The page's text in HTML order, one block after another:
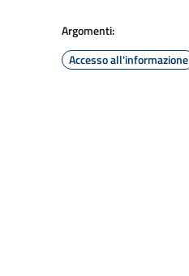
Argomenti:
Accesso all'informazione